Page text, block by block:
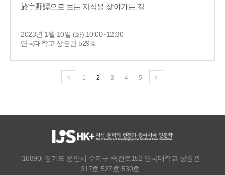
於宇野譚으로 보는 지식을 찾아가는 길
2023년 1월 10일 (화) 10:00~12:30
단국대학교 상경관 529호
1 2 3 4 5
[16890] 경기도 용인시 수지구 죽전로152 단국대학교 상경관
317호·527호·530호